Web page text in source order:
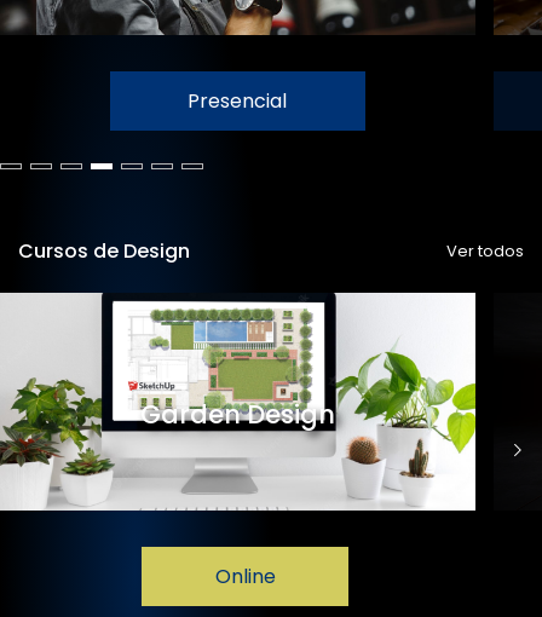
Presencial
Cursos de Design Ver todos
Garden Design
Online